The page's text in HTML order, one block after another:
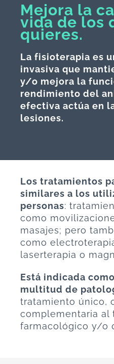
Mejora la
vida de los
quieres.
La fisioterapia es
invasiva que
y/o mejora la
rendimiento del
efectiva actúa en
lesiones.
Los tratamientos
similares a los
personas:
como
masajes; pero
como
laserterapia o
Está indicada
multitud de
tratamiento único,
complementaria al
farmacológico y/o